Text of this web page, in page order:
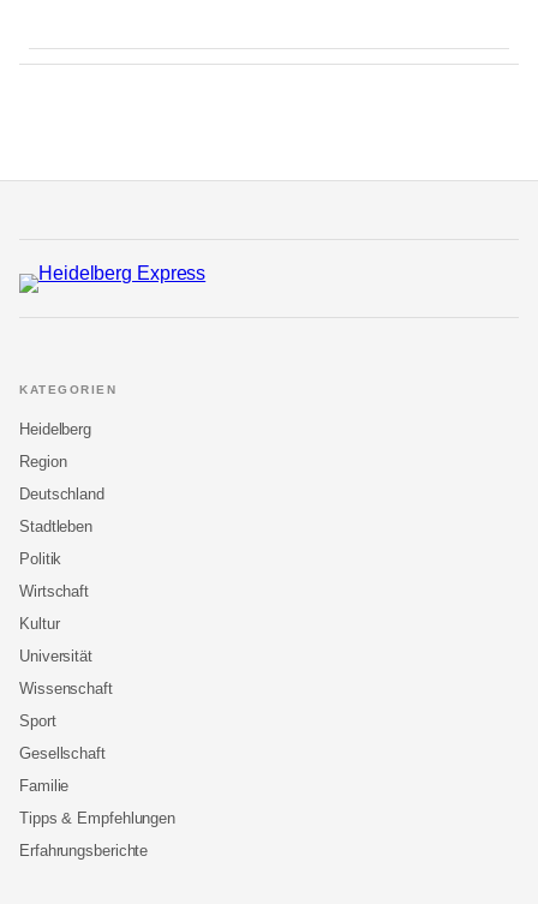
KATEGORIEN
Heidelberg
Region
Deutschland
Stadtleben
Politik
Wirtschaft
Kultur
Universität
Wissenschaft
Sport
Gesellschaft
Familie
Tipps & Empfehlungen
Erfahrungsberichte